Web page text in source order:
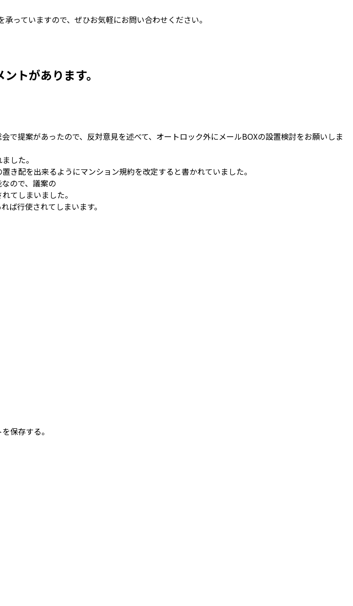
っていますので、ぜひお気軽にお問い合わせください。
トがあります。
提案があったので、反対意見を述べて、オートロック外にメールBOXの設置検討をお願いしま
した。
き配を出来るようにマンション規約を改定すると書かれていました。
ので、議案の
てしまいました。
ば行使されてしまいます。
保存する。